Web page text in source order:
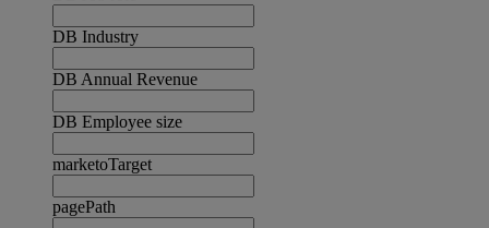
DB Industry
DB Annual Revenue
DB Employee size
marketoTarget
pagePath